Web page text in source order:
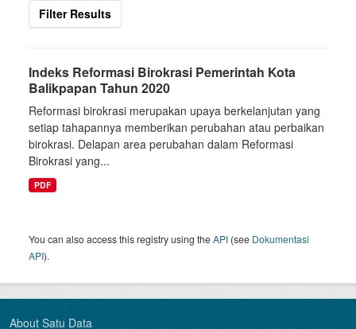
Filter Results
Indeks Reformasi Birokrasi Pemerintah Kota
Balikpapan Tahun 2020
Reformasi birokrasi merupakan upaya berkelanjutan yang
setiap tahapannya memberikan perubahan atau perbaikan
birokrasi. Delapan area perubahan dalam Reformasi
Birokrasi yang...
PDF
You can also access this registry using theAPI (see Dokumentasi
API).
About Satu Data